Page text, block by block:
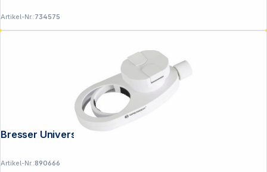
Artikel-Nr.:734575
Artikel-Nr.:890666